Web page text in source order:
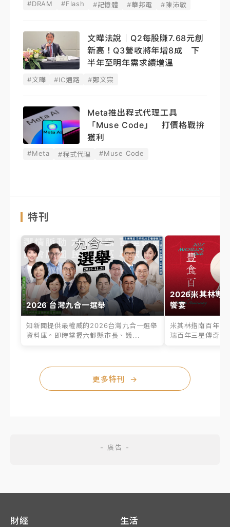
#DRAM #Flash #記憶體 #華邦電 #陳沛敏
文曄法說｜Q2每股賺7.68元創
新高！Q3營收將年增8成 下
半年至明年需求續增溫
#文曄 #IC通路 #鄭文宗
Meta推出程式代理工具
「Muse Code」 打價格戰拚
獲利
#Meta #程式代理 #Muse Code
特刊
2026 台灣九合一選舉
知新聞提供最權威的2026台灣九合一選舉
資料庫。即時掌握六都縣市長、議...
2026米其林專
饗宴
米其林指南百年之
瑞百年三星傳奇、
更多特刊 →
財經 生活